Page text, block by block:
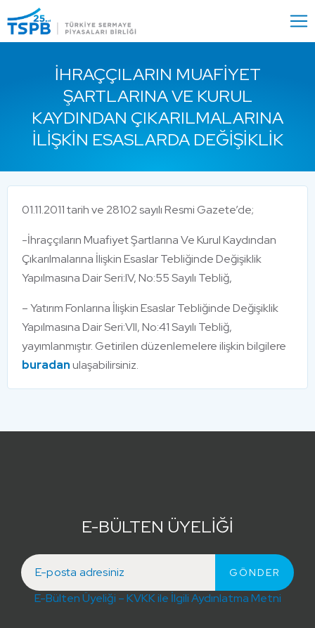
Close
İHRAÇÇILARIN MUAFIYET
ŞARTLARINA VE KURUL
KAYDINDAN ÇIKARILMALARINA
İLIŞKIN ESASLARDA DEĞIŞIKLIK
01.11.2011 tarih ve 28102 sayılı Resmi Gazete’de;
-İhraççıların Muafiyet Şartlarına Ve Kurul Kaydından
Çıkarılmalarına İlişkin Esaslar Tebliğinde Değişiklik
Yapılmasına Dair Seri:IV, No:55 Sayılı Tebliğ,
– Yatırım Fonlarına İlişkin Esaslar Tebliğinde Değişiklik
Yapılmasına Dair Seri:VII, No:41 Sayılı Tebliğ,
yayımlanmıştır. Getirilen düzenlemelere ilişkin bilgilere
buradanulaşabilirsiniz.
E-BÜLTEN ÜYELİĞİ
E-Bülten Üyeliği – KVKK ile İlgili Aydınlatma Metni